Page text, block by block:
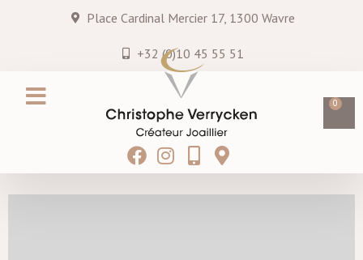
Place Cardinal Mercier 17, 1300 Wavre
+32 (0)10 45 55 51
0